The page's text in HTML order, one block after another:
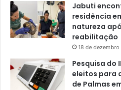
Jabuti
residência
natureza
reabilitação
18 de
Pesquisa do
eleitos para
de Palmas